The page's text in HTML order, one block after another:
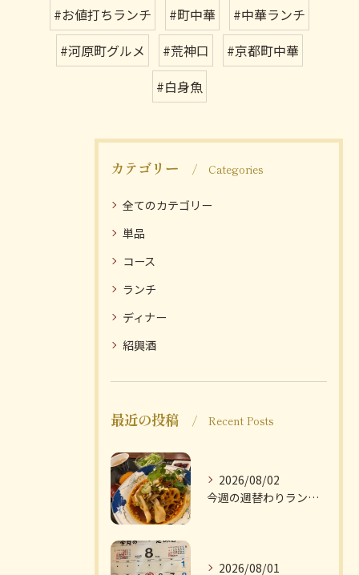
#お値打ちランチ
#町中華
#中華ランチ
#河原町グルメ
#荒神口
#京都町中華
#白身魚
カテゴリー Categories
全てのカテゴリー
単品
コース
ランチ
ディナー
紹興酒
最近の投稿 Recent Posts
2026/08/02
今週の週替わりランチのご紹介です
2026/08/01